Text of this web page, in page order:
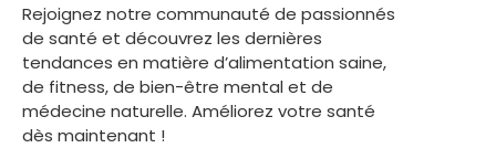
Rejoignez notre communauté de passionnés
de santé et découvrez les dernières
tendances en matière d’alimentation saine,
de fitness, de bien-être mental et de
médecine naturelle. Améliorez votre santé
dès maintenant !